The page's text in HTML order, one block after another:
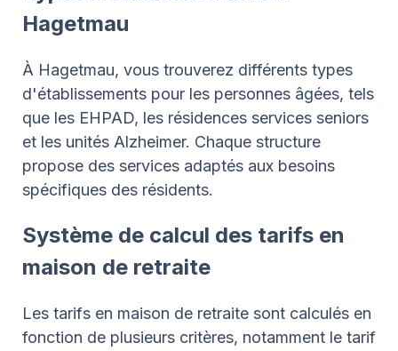
Hagetmau
À Hagetmau, vous trouverez différents types
d'établissements pour les personnes âgées, tels
que les EHPAD, les résidences services seniors
et les unités Alzheimer. Chaque structure
propose des services adaptés aux besoins
spécifiques des résidents.
Système de calcul des tarifs en
maison de retraite
Les tarifs en maison de retraite sont calculés en
fonction de plusieurs critères, notamment le tarif